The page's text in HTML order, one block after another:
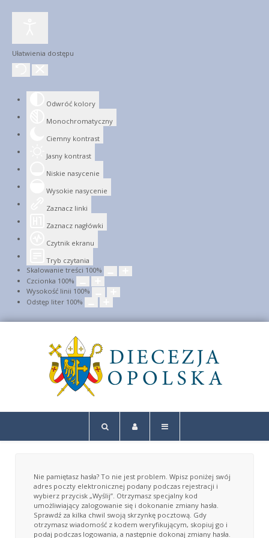
Ułatwienia dostępu
Odwróć kolory
Monochromatyczny
Ciemny kontrast
Jasny kontrast
Niskie nasycenie
Wysokie nasycenie
Zaznacz linki
Zaznacz nagłówki
Czytnik ekranu
Tryb czytania
Skalowanie treści 100%
Czcionka 100%
Wysokość linii 100%
Odstęp liter 100%
Nie pamiętasz hasła? To nie jest problem. Wpisz poniżej swój
adres poczty elektronicznej podany podczas rejestracji i
wybierz przycisk „Wyślij”. Otrzymasz specjalny kod
umożliwiający zalogowanie się i dokonanie zmiany hasła.
Sprawdź za kilka chwil swoją skrzynkę pocztową. Gdy
otrzymasz wiadomość z kodem weryfikującym, skopiuj go i
podaj podczas logowania, a następnie dokonaj zmiany hasła.